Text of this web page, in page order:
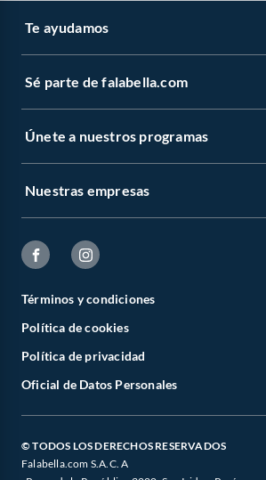
Te ayudamos
Sé parte de falabella.com
Únete a nuestros programas
Nuestras empresas
Términos y condiciones
Política de cookies
Política de privacidad
Oficial de Datos Personales
© TODOS LOS DERECHOS RESERVADOS
Falabella.com S.A.C. A